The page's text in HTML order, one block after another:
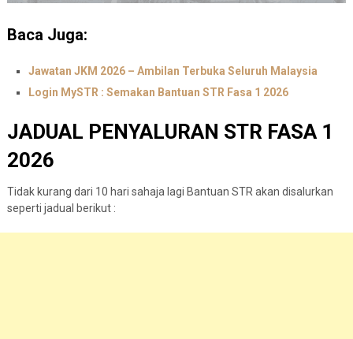
Baca Juga:
Jawatan JKM 2026 – Ambilan Terbuka Seluruh Malaysia
Login MySTR : Semakan Bantuan STR Fasa 1 2026
JADUAL PENYALURAN STR FASA 1
2026
Tidak kurang dari 10 hari sahaja lagi Bantuan STR akan disalurkan
seperti jadual berikut :